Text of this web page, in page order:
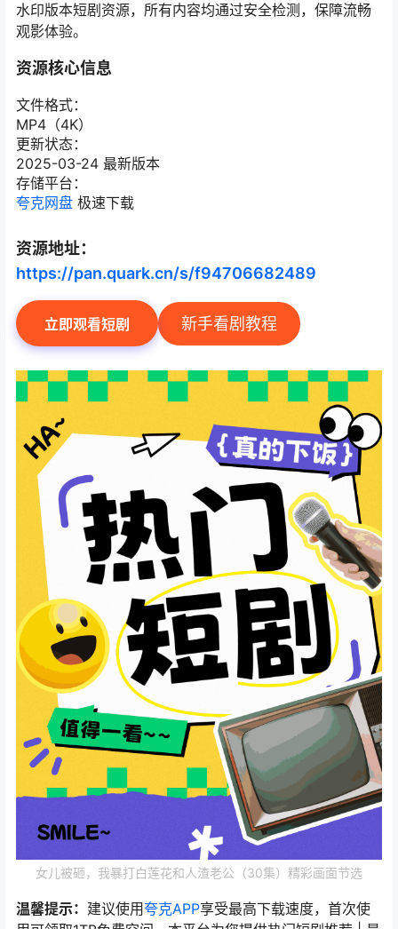
水印版本短剧资源，所有内容均通过安全检测，保障流畅
观影体验。
资源核心信息
文件格式：
MP4（4K）
更新状态：
2025-03-24 最新版本
存储平台：
夸克网盘 极速下载
资源地址：
https://pan.quark.cn/s/f94706682489
立即观看短剧 新手看剧教程
女儿被砸，我暴打白莲花和人渣老公（30集）精彩画面节选
温馨提示： 建议使用夸克APP享受最高下载速度，首次使